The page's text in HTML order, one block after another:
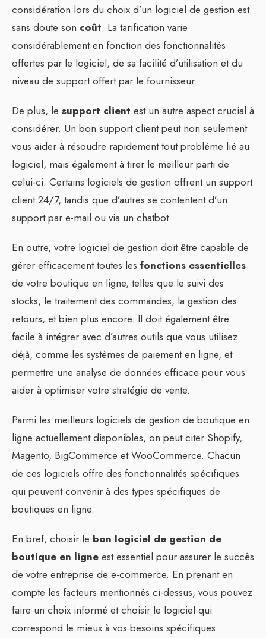
considération lors du choix d’un logiciel de gestion est
sans doute son coût. La tarification varie
considérablement en fonction des fonctionnalités
offertes par le logiciel, de sa facilité d’utilisation et du
niveau de support offert par le fournisseur.
De plus, le support client est un autre aspect crucial à
considérer. Un bon support client peut non seulement
vous aider à résoudre rapidement tout problème lié au
logiciel, mais également à tirer le meilleur parti de
celui-ci. Certains logiciels de gestion offrent un support
client 24/7, tandis que d’autres se contentent d’un
support par e-mail ou via un chatbot.
En outre, votre logiciel de gestion doit être capable de
gérer efficacement toutes les fonctions essentielles
de votre boutique en ligne, telles que le suivi des
stocks, le traitement des commandes, la gestion des
retours, et bien plus encore. Il doit également être
facile à intégrer avec d’autres outils que vous utilisez
déjà, comme les systèmes de paiement en ligne, et
permettre une analyse de données efficace pour vous
aider à optimiser votre stratégie de vente.
Parmi les meilleurs logiciels de gestion de boutique en
ligne actuellement disponibles, on peut citer Shopify,
Magento, BigCommerce et WooCommerce. Chacun
de ces logiciels offre des fonctionnalités spécifiques
qui peuvent convenir à des types spécifiques de
boutiques en ligne.
En bref, choisir le bon logiciel de gestion de
boutique en ligne est essentiel pour assurer le succès
de votre entreprise de e-commerce. En prenant en
compte les facteurs mentionnés ci-dessus, vous pouvez
faire un choix informé et choisir le logiciel qui
correspond le mieux à vos besoins spécifiques.